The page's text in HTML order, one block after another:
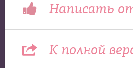
Написать
К полной